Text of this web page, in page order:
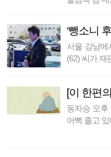
‘뺑소니
서울 강남에
(62) 씨가 재
[이 한편
동자승 오후
어뻑 졸고 있